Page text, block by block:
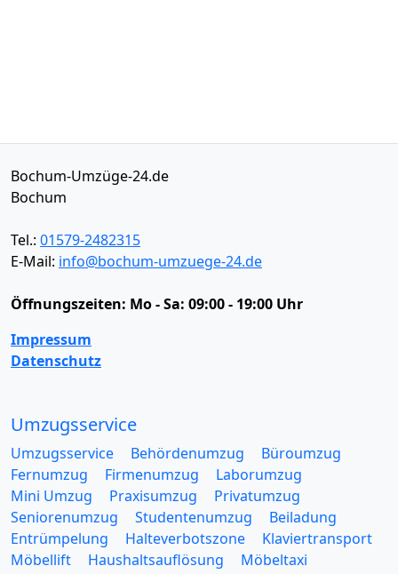
Bochum-Umzüge-24.de
Bochum
Tel.: 01579-2482315
E-Mail: info@bochum-umzuege-24.de
Öffnungszeiten: Mo - Sa: 09:00 - 19:00 Uhr
Impressum
Datenschutz
Umzugsservice
Umzugsservice Behördenumzug
Büroumzug
Fernumzug
Firmenumzug
Laborumzug
Mini Umzug
Praxisumzug
Privatumzug
Seniorenumzug
Studentenumzug
Beiladung
Entrümpelung
Halteverbotszone
Klaviertransport
Möbellift
Haushaltsauflösung
Möbeltaxi